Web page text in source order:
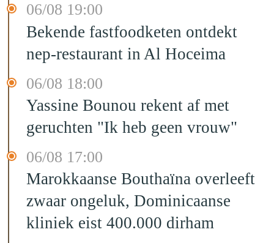
06/08 19:00
Bekende fastfoodketen ontdekt
nep-restaurant in Al Hoceima
06/08 18:00
Yassine Bounou rekent af met
geruchten "Ik heb geen vrouw"
06/08 17:00
Marokkaanse Bouthaïna overleeft
zwaar ongeluk, Dominicaanse
kliniek eist 400.000 dirham